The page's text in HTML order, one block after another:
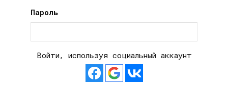
Пароль
Войти, используя социальный аккаунт